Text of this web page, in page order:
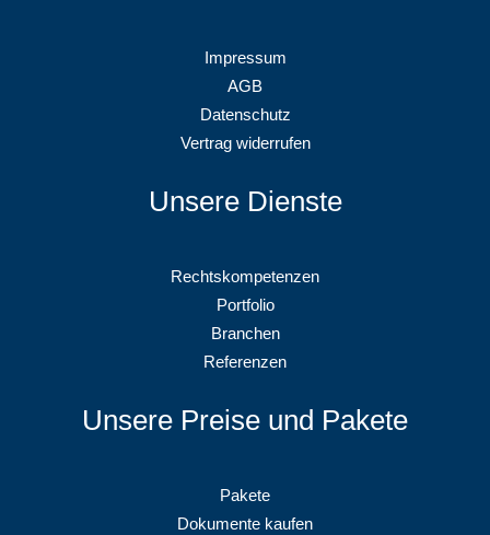
Impressum
AGB
Datenschutz
Vertrag widerrufen
Unsere Dienste
Rechtskompetenzen
Portfolio
Branchen
Referenzen
Unsere Preise und Pakete
Pakete
Dokumente kaufen